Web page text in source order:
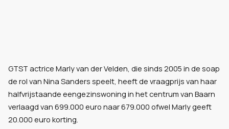
GTST actrice Marly van der Velden, die sinds 2005 in de soap
de rol van Nina Sanders speelt, heeft de vraagprijs van haar
halfvrijstaande eengezinswoning in het centrum van Baarn
verlaagd van 699.000 euro naar 679.000 ofwel Marly geeft
20.000 euro korting.